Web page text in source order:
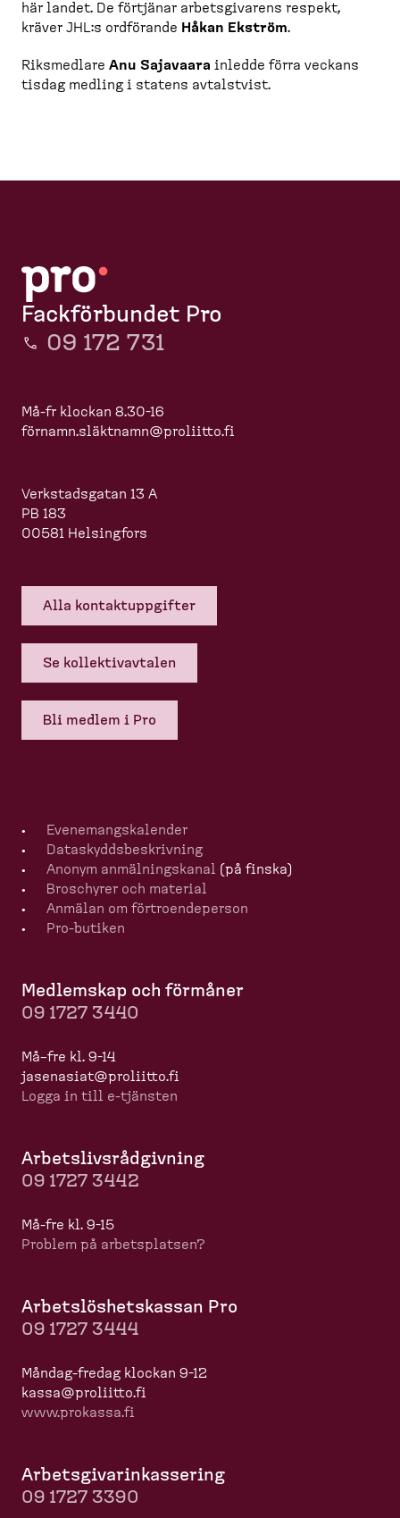
här landet. De förtjänar arbets­gi­varens respekt,
kräver JHL:s ordförande Håkan Ekström.
Riksmedlare Anu Sajavaara inledde förra veckans
tisdag medling i statens avtalstvist.
Fackförbundet Pro
09 172 731
Må-fr klockan 8.30-16
förnamn.släktnamn@proliitto.fi
Verkstadsgatan 13 A
PB 183
00581 Helsingfors
Alla kontakt­upp­gifter
Se kollek­tivavtalen
Bli medlem i Pro
Evenemangska­lender
Dataskydds­be­skrivning
Anonym anmälningskanal (på finska)
Broschyrer och material
Anmälan om förtro­en­de­person
Pro-​butiken
Medlemskap och förmåner
09 1727 3440
Må–fre kl. 9-14
jasenasiat@proliitto.fi
Logga in till e-​tjänsten
Arbets­livs­råd­givning
09 1727 3442
Må-​fre kl. 9-15
Problem på arbets­platsen?
Arbets­lös­hets­kassan Pro
09 1727 3444
Måndag-​fredag klockan 9-12
kassa@proliitto.fi
www.prokassa.fi
Arbets­gi­va­rin­kas­sering
09 1727 3390